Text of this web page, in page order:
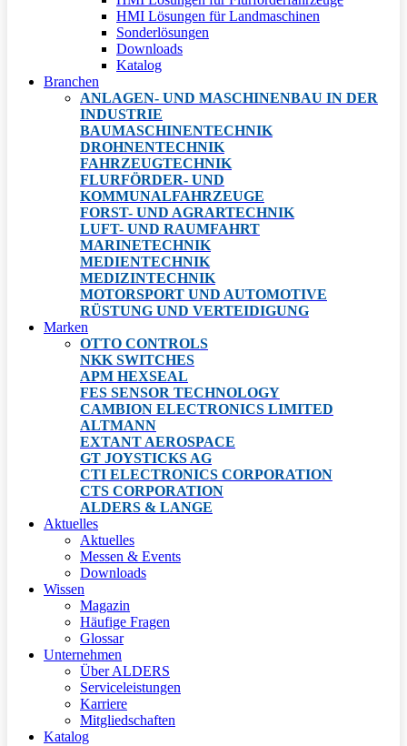
HMI Lösungen für Landmaschinen
Sonderlösungen
Downloads
Katalog
Branchen
ANLAGEN- UND MASCHINENBAU IN DER
INDUSTRIE
BAUMASCHINENTECHNIK
DROHNENTECHNIK
FAHRZEUGTECHNIK
FLURFÖRDER- UND
KOMMUNALFAHRZEUGE
FORST- UND AGRARTECHNIK
LUFT- UND RAUMFAHRT
MARINETECHNIK
MEDIENTECHNIK
MEDIZINTECHNIK
MOTORSPORT UND AUTOMOTIVE
RÜSTUNG UND VERTEIDIGUNG
Marken
OTTO CONTROLS
NKK SWITCHES
APM HEXSEAL
FES SENSOR TECHNOLOGY
CAMBION ELECTRONICS LIMITED
ALTMANN
EXTANT AEROSPACE
GT JOYSTICKS AG
CTI ELECTRONICS CORPORATION
CTS CORPORATION
ALDERS & LANGE
Aktuelles
Aktuelles
Messen & Events
Downloads
Wissen
Magazin
Häufige Fragen
Glossar
Unternehmen
Über ALDERS
Serviceleistungen
Karriere
Mitgliedschaften
Katalog